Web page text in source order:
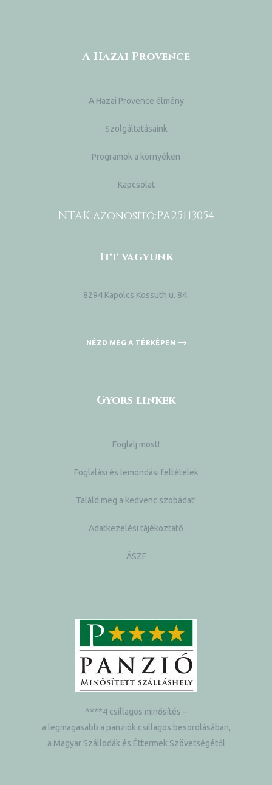
A Hazai Provence
A Hazai Provence élmény
Szolgáltatásaink
Programok a környéken
Kapcsolat
NTAK azonosító:PA25113054
Itt vagyunk
8294 Kapolcs Kossuth u. 84.
NÉZD MEG A TÉRKÉPEN
Gyors linkek
Foglalj most!
Foglalási és lemondási feltételek
Találd meg a kedvenc szobádat!
Adatkezelési tájékoztató
ÁSZF
****4 csillagos minősítés –
a legmagasabb a panziók csillagos besorolásában,
a Magyar Szállodák és Éttermek Szövetségétől